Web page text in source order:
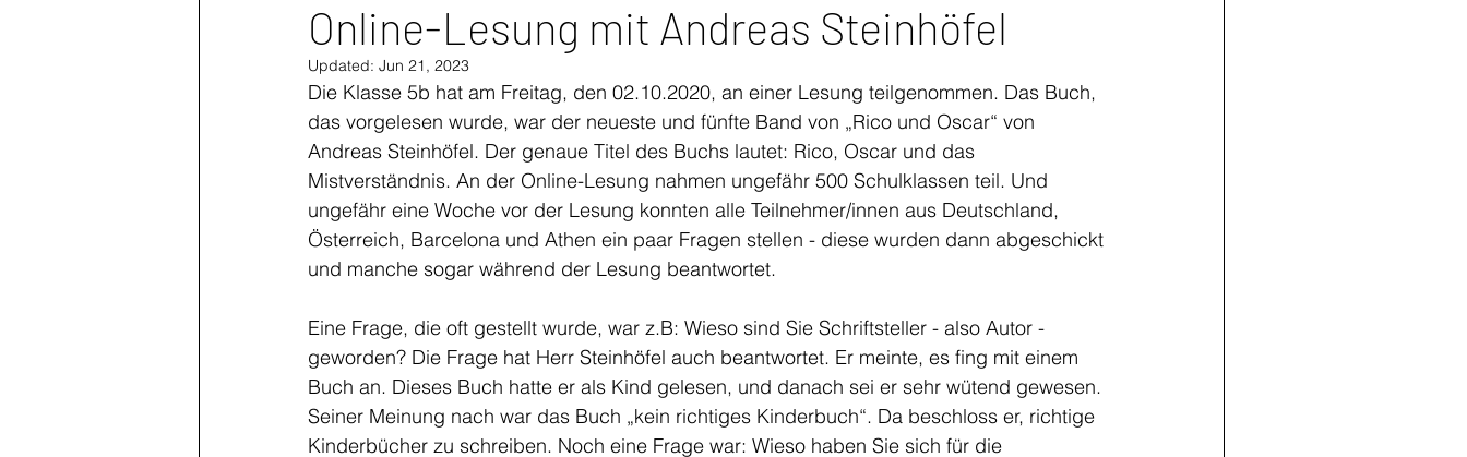
Online-Lesung mit Andreas Steinhöfel
Updated: Jun 21, 2023
Die Klasse 5b hat am Freitag, den 02.10.2020, an einer Lesung teilgenommen. Das Buch,
das vorgelesen wurde, war der neueste und fünfte Band von „Rico und Oscar“ von
Andreas Steinhöfel. Der genaue Titel des Buchs lautet: Rico, Oscar und das
Mistverständnis. An der Online-Lesung nahmen ungefähr 500 Schulklassen teil. Und
ungefähr eine Woche vor der Lesung konnten alle Teilnehmer/innen aus Deutschland,
Österreich, Barcelona und Athen ein paar Fragen stellen - diese wurden dann abgeschickt
und manche sogar während der Lesung beantwortet.
Eine Frage, die oft gestellt wurde, war z.B: Wieso sind Sie Schriftsteller - also Autor -
geworden? Die Frage hat Herr Steinhöfel auch beantwortet. Er meinte, es fing mit einem
Buch an. Dieses Buch hatte er als Kind gelesen, und danach sei er sehr wütend gewesen.
Seiner Meinung nach war das Buch „kein richtiges Kinderbuch“. Da beschloss er, richtige
Kinderbücher zu schreiben. Noch eine Frage war: Wieso haben Sie sich für die